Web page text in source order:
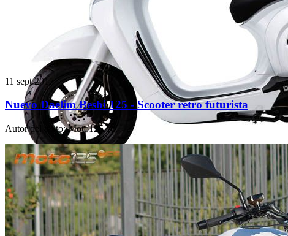
11 sept 2017
Nuevo Daelim Besbi 125 - Scooter retro futurista
Autor del texto: Moto125.cc